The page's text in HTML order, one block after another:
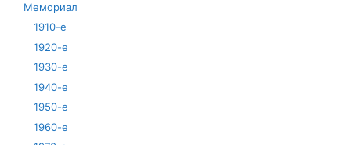
Мемориал
1910-е
1920-е
1930-е
1940-е
1950-е
1960-е